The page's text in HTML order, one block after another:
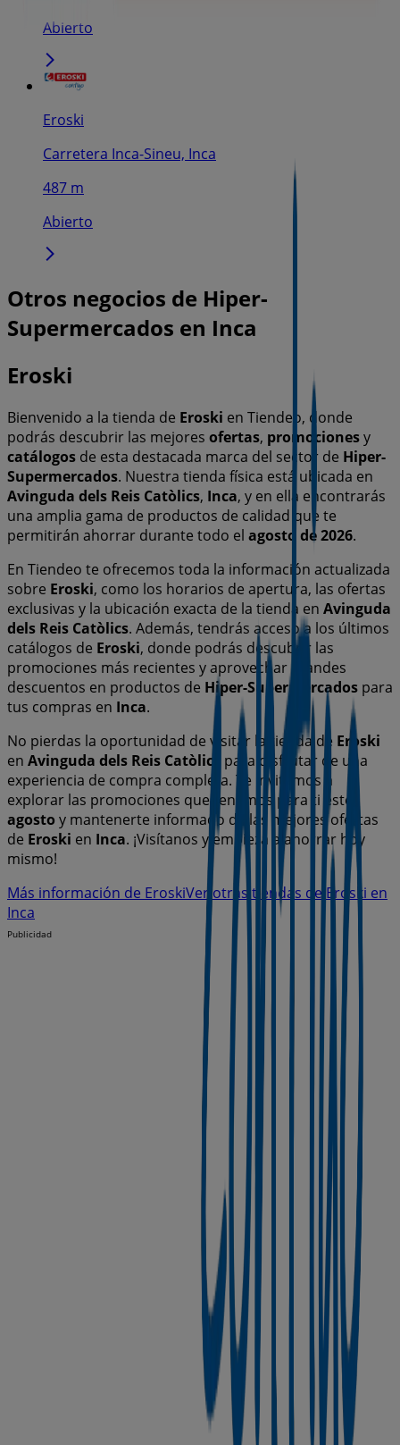
Abierto
Eroski
Carretera Inca-Sineu, Inca
487 m
Abierto
Otros negocios de Hiper-
Supermercados en Inca
Eroski
Bienvenido a la tienda de Eroski en Tiendeo, donde
podrás descubrir las mejores ofertas, promocionesy
catálogos de esta destacada marca del sector de Hiper-
Supermercados. Nuestra tienda física está ubicada en
Avinguda dels Reis Catòlics, Inca, y en ella encontrarás
una amplia gama de productos de calidad que te
permitirán ahorrar durante todo el agosto de 2026.
En Tiendeo te ofrecemos toda la información actualizada
sobre Eroski, como los horarios de apertura, las ofertas
exclusivas y la ubicación exacta de la tienda en Avinguda
dels Reis Catòlics. Además, tendrás acceso a los últimos
catálogos de Eroski, donde podrás descubrir las
promociones más recientes y aprovechar grandes
descuentos en productos de Hiper-Supermercados para
tus compras en Inca.
No pierdas la oportunidad de visitar la tienda de Eroski
en Avinguda dels Reis Catòlics
para disfrutar de una
experiencia de compra completa. Te invitamos a
explorar las promociones que tenemos para ti este
agosto y mantenerte informado de las mejores ofertas
de Eroski en Inca. ¡Visítanos y empieza a ahorrar hoy
mismo!
Más información de EroskiVer otras tiendas de Eroski en
Inca
Publicidad